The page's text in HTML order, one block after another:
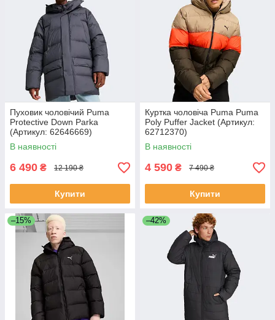
Пуховик чоловічий Puma
Protective Down Parka
(Артикул: 62646669)
В наявності
6 490 ₴ 12 190 ₴
Купити
Куртка чоловіча Puma Puma
Poly Puffer Jacket (Артикул:
62712370)
В наявності
4 590 ₴ 7 490 ₴
Купити
–15% –42%